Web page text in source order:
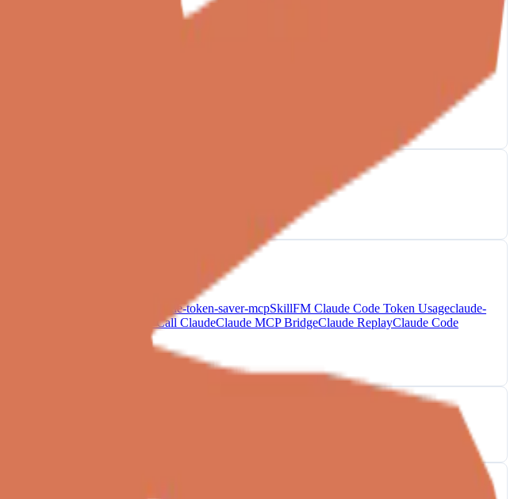
claude-token-saver-mcpSkillFM Claude Code Token Usageclaude-
Better Call ClaudeClaude MCP BridgeClaude ReplayClaude Code